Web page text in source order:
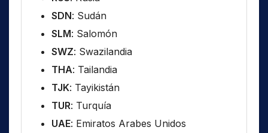
SDN: Sudán
SLM: Salomón
SWZ: Swazilandia
THA: Tailandia
TJK: Tayikistán
TUR: Turquía
UAE: Emiratos Arabes Unidos